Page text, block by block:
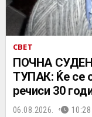
СВЕТ
ПОЧНА
ТУПАК: Ќе се
речиси 30
06.08.2026. 10:28